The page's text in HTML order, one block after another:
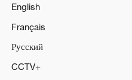
English
Français
Русский
CCTV+